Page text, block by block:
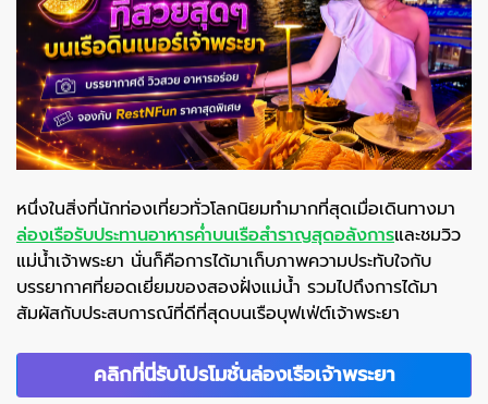
หนึ่งในสิ่งที่นักท่องเที่ยวทั่วโลกนิยมทำมากที่สุดเมื่อเดินทางมา
ล่องเรือรับประทานอาหารค่ำบนเรือสำราญสุดอลังการและชมวิว
แม่น้ำเจ้าพระยา นั่นก็คือการได้มาเก็บภาพความประทับใจกับ
บรรยากาศที่ยอดเยี่ยมของสองฝั่งแม่น้ำ รวมไปถึงการได้มา
สัมผัสกับประสบการณ์ที่ดีที่สุดบนเรือบุฟเฟ่ต์เจ้าพระยา
คลิกที่นี่รับโปรโมชั่นล่องเรือเจ้าพระยา